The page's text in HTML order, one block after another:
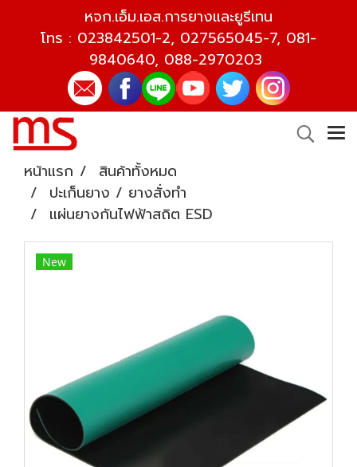
หจก.เอ็ม.เอส.การยางและยูรีเทน
โทร : 023842501-2, 027565045-7, 081-
9840640, 088-2970203
หน้าแรก
สินค้าทั้งหมด
ปะเก็นยาง / ยางสั่งทำ
แผ่นยางกันไฟฟ้าสถิต ESD
New